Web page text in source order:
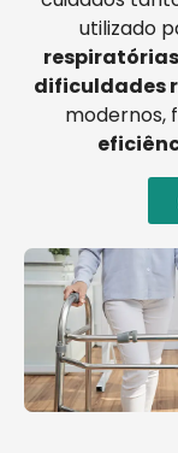
utilizado
respiratórias
dificuldades
modernos,